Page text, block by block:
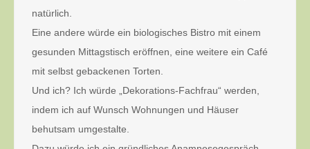
natürlich.
Eine andere würde ein biologisches Bistro mit einem
gesunden Mittagstisch eröffnen, eine weitere ein Café
mit selbst gebackenen Torten.
Und ich? Ich würde „Dekorations-Fachfrau“ werden,
indem ich auf Wunsch Wohnungen und Häuser
behutsam umgestalte.